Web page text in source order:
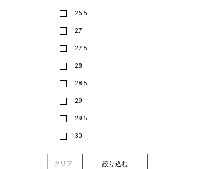
26.5
27
27.5
28
28.5
29
29.5
30
クリア 絞り込む